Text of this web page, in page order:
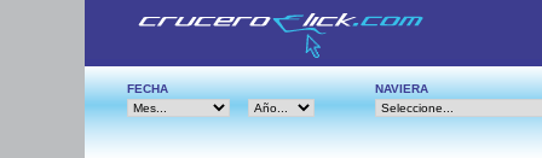
FECHA NAVIERA